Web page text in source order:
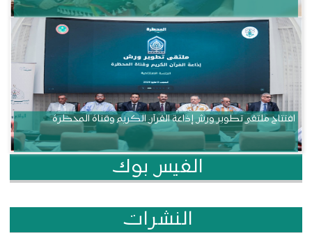
افتتاح ملتقى تطوير ورش إذاعة القرآن الكريم وقناة المحظرة
الفيس بوك
النشرات